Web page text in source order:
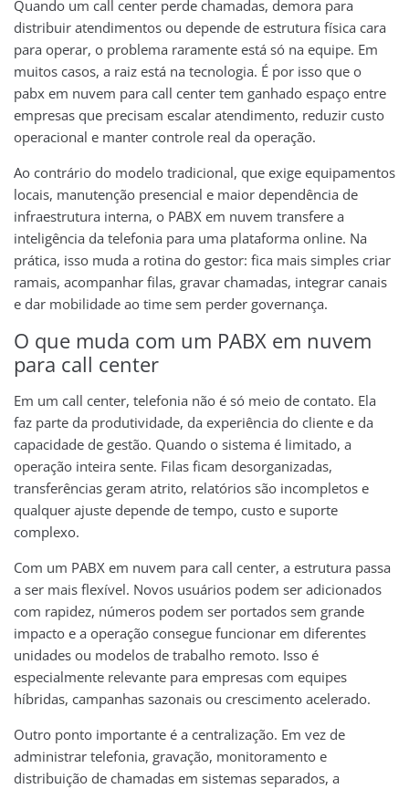
Quando um call center perde chamadas, demora para
distribuir atendimentos ou depende de estrutura física cara
para operar, o problema raramente está só na equipe. Em
muitos casos, a raiz está na tecnologia. É por isso que o
pabx em nuvem para call center tem ganhado espaço entre
empresas que precisam escalar atendimento, reduzir custo
operacional e manter controle real da operação.
Ao contrário do modelo tradicional, que exige equipamentos
locais, manutenção presencial e maior dependência de
infraestrutura interna, o PABX em nuvem transfere a
inteligência da telefonia para uma plataforma online. Na
prática, isso muda a rotina do gestor: fica mais simples criar
ramais, acompanhar filas, gravar chamadas, integrar canais
e dar mobilidade ao time sem perder governança.
O que muda com um PABX em nuvem
para call center
Em um call center, telefonia não é só meio de contato. Ela
faz parte da produtividade, da experiência do cliente e da
capacidade de gestão. Quando o sistema é limitado, a
operação inteira sente. Filas ficam desorganizadas,
transferências geram atrito, relatórios são incompletos e
qualquer ajuste depende de tempo, custo e suporte
complexo.
Com um PABX em nuvem para call center, a estrutura passa
a ser mais flexível. Novos usuários podem ser adicionados
com rapidez, números podem ser portados sem grande
impacto e a operação consegue funcionar em diferentes
unidades ou modelos de trabalho remoto. Isso é
especialmente relevante para empresas com equipes
híbridas, campanhas sazonais ou crescimento acelerado.
Outro ponto importante é a centralização. Em vez de
administrar telefonia, gravação, monitoramento e
distribuição de chamadas em sistemas separados, a